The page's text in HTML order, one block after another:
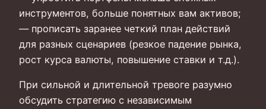
инструментов, больше понятных вам активов;
— прописать заранее четкий план действий
для разных сценариев (резкое падение рынка,
рост курса валюты, повышение ставки и т.д.).
При сильной и длительной тревоге разумно
обсудить стратегию с независимым